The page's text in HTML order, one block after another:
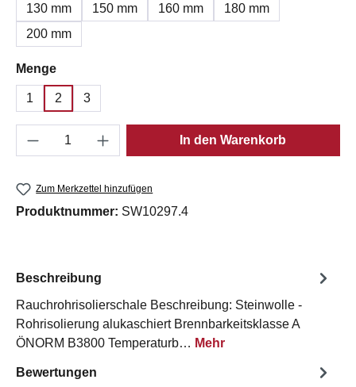
130 mm
150 mm 160 mm
180 mm
200 mm
Mengeauswählen
1 2 3
Produkt Anzahl: Gib den gewünschten
In den Warenkorb
Zum Merkzettel hinzufügen
Produktnummer: SW10297.4
Beschreibung
Rauchrohrisolierschale Beschreibung: Steinwolle -
Rohrisolierung alukaschiert Brennbarkeitsklasse A
ÖNORM B3800 Temperaturb… Mehr
Bewertungen